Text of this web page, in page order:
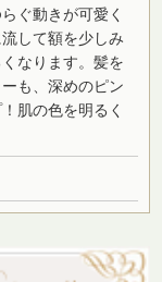
ぐ動きが可愛く
して額を少しみ
なります。髪を
も、深めのピン
肌の色を明るく